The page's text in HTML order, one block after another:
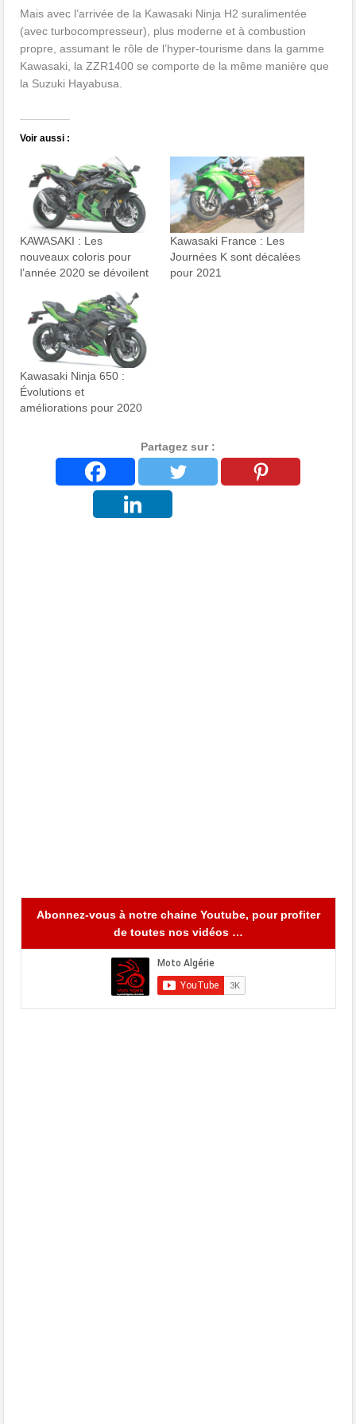
Mais avec l’arrivée de la Kawasaki Ninja H2 suralimentée
(avec turbocompresseur), plus moderne et à combustion
propre, assumant le rôle de l’hyper-tourisme dans la gamme
Kawasaki, la ZZR1400 se comporte de la même manière que
la Suzuki Hayabusa.
Voir aussi :
KAWASAKI : Les
nouveaux coloris pour
l’année 2020 se dévoilent
Kawasaki France : Les
Journées K sont décalées
pour 2021
Kawasaki Ninja 650 :
Évolutions et
améliorations pour 2020
Partagez sur :
Abonnez-vous à notre chaine Youtube, pour profiter
de toutes nos vidéos …